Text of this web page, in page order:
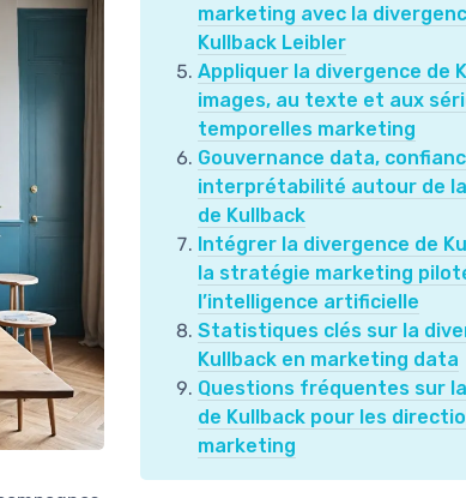
marketing avec la
Kullback Leibler
Appliquer la divergence de
images, au texte et aux
temporelles marketing
Gouvernance data,
interprétabilité autour de
de Kullback
Intégrer la divergence de
la stratégie marketing
l’intelligence artificielle
Statistiques clés sur la
Kullback en marketing data
Questions fréquentes sur
de Kullback pour les
marketing